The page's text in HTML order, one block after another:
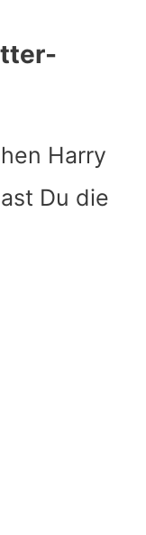
Harry
Du die